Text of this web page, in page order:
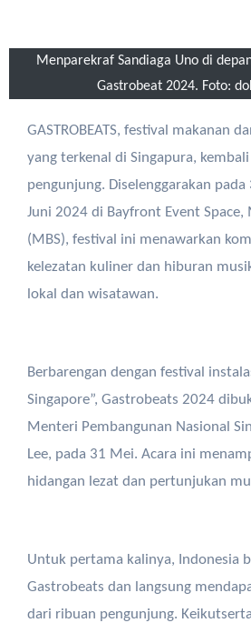
Menparekraf Sandiaga Uno di
Gastrobeat 2024. Foto:
GASTROBEATS, festival makanan dan musik tahunan
yang terkenal di Singapura,
pengunjung. Diselenggarakan
Juni 2024 di Bayfront Event Space,
(MBS), festival ini menawarkan
kelezatan kuliner dan hiburan
lokal dan wisatawan.
Berbarengan dengan festival
Singapore”, Gastrobeats 2024
Menteri Pembangunan Nasional
Lee, pada 31 Mei. Acara ini
hidangan lezat dan pertunjukan
Untuk pertama kalinya, Indonesia
Gastrobeats dan langsung
dari ribuan pengunjung.